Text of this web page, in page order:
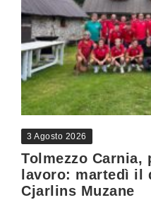
3 Agosto 2026
Tolmezzo
lavoro: martedì il
Cjarlins Muzane